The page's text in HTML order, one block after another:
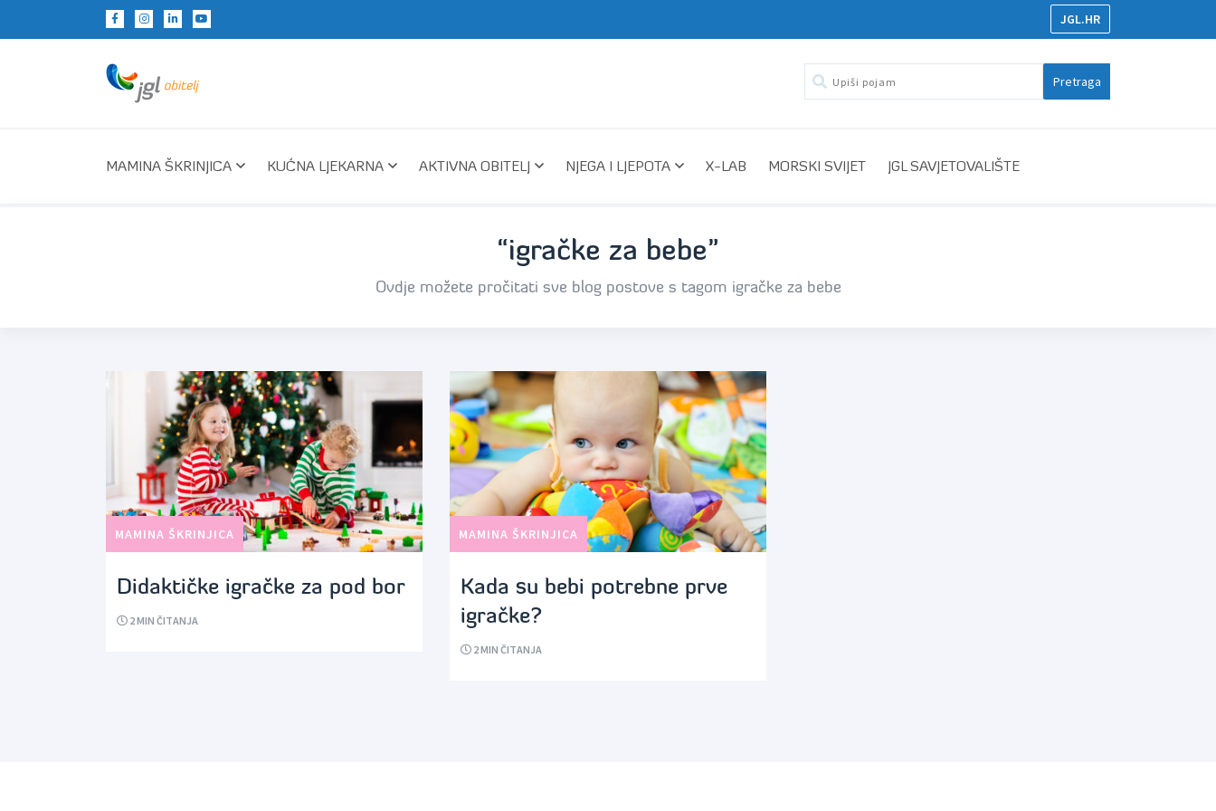
JGL.HR
Pretraga
MAMINA ŠKRINJICA KUĆNA LJEKARNA AKTIVNA OBITELJ NJEGA I LJEPOTA X-LAB MORSKI SVIJET JGL SAVJETOVALIŠTE
“igračke za bebe”
Ovdje možete pročitati sve blog postove s tagom igračke za bebe
MAMINA ŠKRINJICA
Didaktičke igračke za pod bor
2MIN ČITANJA
MAMINA ŠKRINJICA
Kada su bebi potrebne prve
igračke?
2MIN ČITANJA